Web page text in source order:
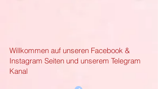
Willkommen auf unseren Facebook &
Instagram Seiten und unserem Telegram
Kanal